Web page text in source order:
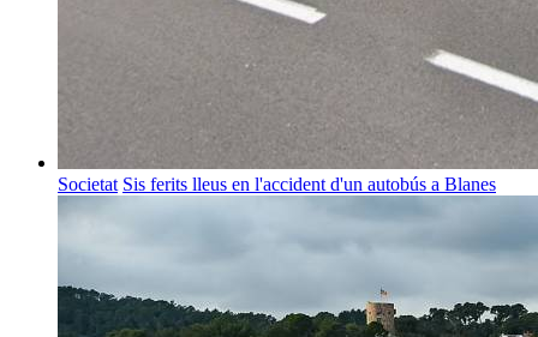
Societat Sis ferits lleus en l'accident d'un autobús a Blanes